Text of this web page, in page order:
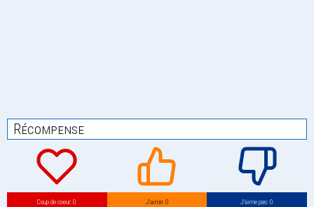
Récompense
Coup de coeur: 0 J’aime: 0 J’aime pas: 0